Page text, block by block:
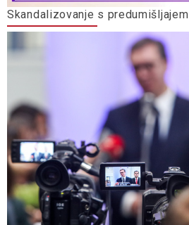
Skandalizovanje s predumišljajem